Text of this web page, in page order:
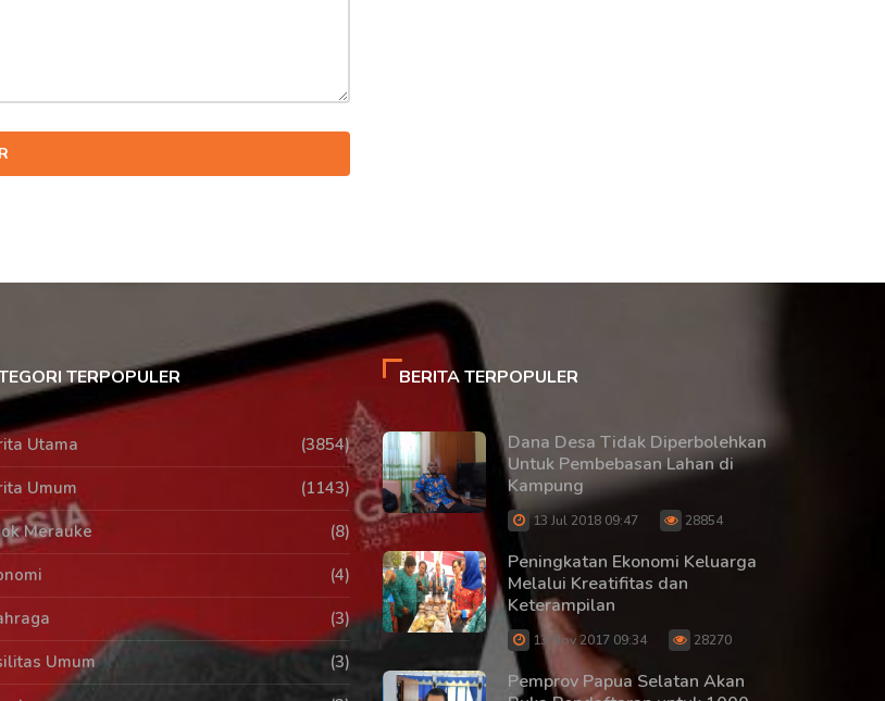
TERPOPULER
Utama
(3854)
Umum
(1143)
Merauke
(8)
(4)
(3)
Umum
(3)
BERITA TERPOPULER
Dana Desa Tidak Diperbolehkan
Untuk Pembebasan Lahan di
Kampung
13 Jul 2018 09:47 28854
Peningkatan Ekonomi Keluarga
Melalui Kreatifitas dan
Keterampilan
13 Nov 2017 09:34 28270
Pemprov Papua Selatan Akan